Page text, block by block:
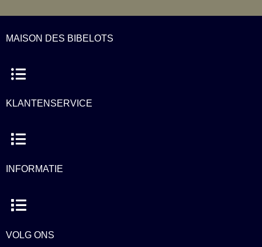
MAISON DES BIBELOTS
Menu
KLANTENSERVICE
Menu
INFORMATIE
Menu
VOLG ONS